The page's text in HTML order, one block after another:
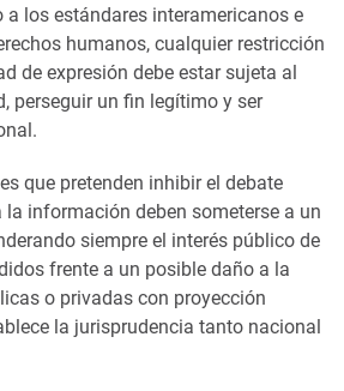
a los estándares interamericanos e
humanos, cualquier restricción
de expresión debe estar sujeta al
perseguir un fin legítimo y ser
que pretenden inhibir el debate
la información deben someterse a un
siempre el interés público de
frente a un posible daño a la
o privadas con proyección
la jurisprudencia tanto nacional